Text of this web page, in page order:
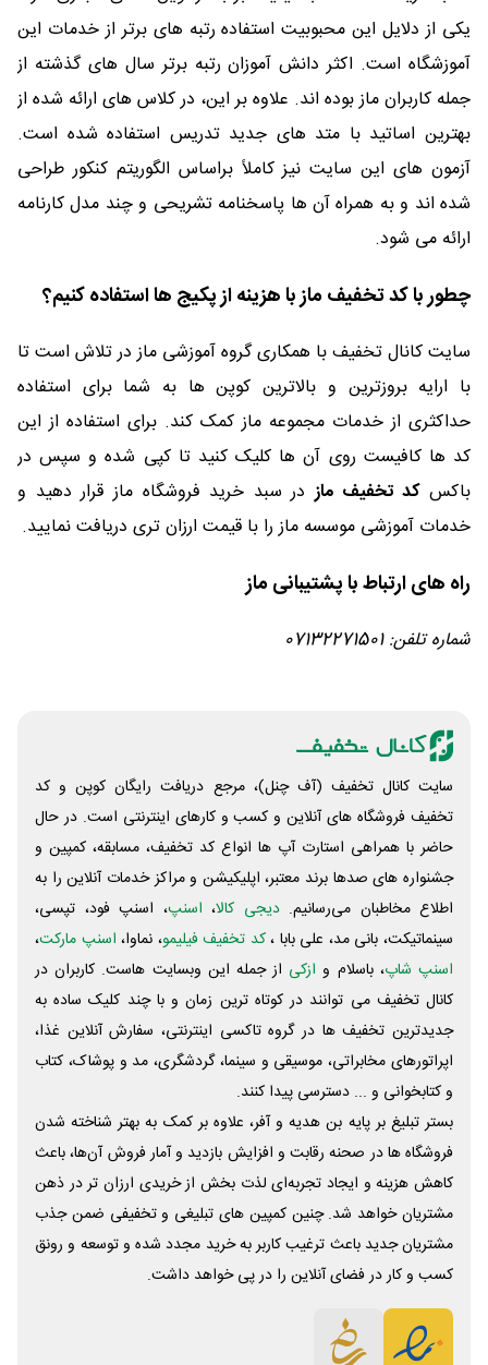
یکی از دلایل این محبوبیت استفاده رتبه های برتر از خدمات این
آموزشگاه است. اکثر دانش آموزان رتبه برتر سال های گذشته از
جمله کاربران ماز بوده اند. علاوه بر این، در کلاس های ارائه شده از
بهترین اساتید با متد های جدید تدریس استفاده شده است.
آزمون های این سایت نیز کاملاً براساس الگوریتم کنکور طراحی
شده اند و به همراه آن ها پاسخنامه تشریحی و چند مدل کارنامه
ارائه می شود.
چطور با کد تخفیف ماز با هزینه از پکیج ها استفاده کنیم؟
سایت کانال تخفیف با همکاری گروه آموزشی ماز در تلاش است تا
با ارایه بروزترین و بالاترین کوپن ها به شما برای استفاده
حداکثری از خدمات مجموعه ماز کمک کند. برای استفاده از این
کد ها کافیست روی آن ها کلیک کنید تا کپی شده و سپس در
باکسکد تخفیف مازدر سبد خرید فروشگاه ماز قرار دهید و
خدمات آموزشی موسسه ماز را با قیمت ارزان تری دریافت نمایید.
راه های ارتباط با پشتیبانی ماز
شماره تلفن: 07132271501
سایت کانال تخفیف (آف چنل)، مرجع دریافت رایگان کوپن و کد
تخفیف فروشگاه های آنلاین و کسب و‌ کارهای اینترنتی است. در حال
حاضر با همراهی استارت آپ ها انواع کد تخفیف، مسابقه، کمپین و
جشنواره های صدها برند معتبر، اپلیکیشن و مراکز خدمات آنلاین را به
اطلاع مخاطبان می‌رسانیم. دیجی کالا، اسنپ، اسنپ فود، تپسی،
سینماتیکت، بانی مد، علی‌ بابا ،کد تخفیف فیلیمو، نماوا، اسنپ مارکت،
اسنپ شاپ، باسلام و ازکی از جمله این وبسایت ‌هاست. کاربران در
کانال تخفیف می توانند در کوتاه ترین زمان و با چند کلیک ساده به
جدیدترین تخفیف ها در گروه تاکسی اینترنتی، سفارش آنلاین غذا،
اپراتورهای مخابراتی، موسیقی و سینما، گردشگری، مد و پوشاک، کتاب
و کتابخوانی و ... دسترسی پیدا کنند.
بستر تبلیغ بر پایه بن هدیه و آفر، علاوه بر کمک به بهتر شناخته شدن
فروشگاه ها در صحنه رقابت و افزایش بازدید و آمار فروش آن‌ها، باعث
کاهش هزینه و ایجاد تجربه‌ای لذت بخش از خریدی ارزان تر در ذهن
مشتریان خواهد شد. چنین کمپین های تبلیغی و تخفیفی ضمن جذب
مشتریان جدید باعث ترغیب کاربر به خرید مجدد شده و توسعه و رونق
کسب و کار در فضای آنلاین را در پی خواهد داشت.